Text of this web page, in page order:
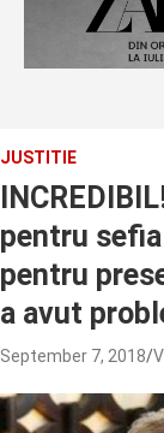
JUSTITIE
pentru
pentru
a avut
September 7, 2018